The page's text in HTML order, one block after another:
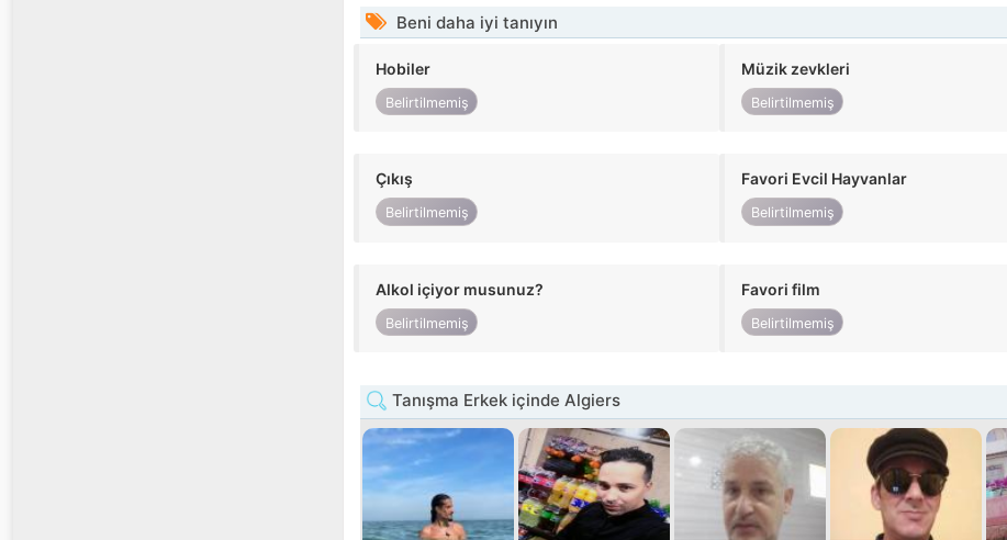
Beni daha iyi tanıyın
Hobiler
Belirtilmemiş
Müzik zevkleri
Belirtilmemiş
Çıkış
Belirtilmemiş
Favori Evcil Hayvanlar
Belirtilmemiş
Alkol içiyor musunuz?
Belirtilmemiş
Favori film
Belirtilmemiş
Tanışma Erkek içinde Algiers